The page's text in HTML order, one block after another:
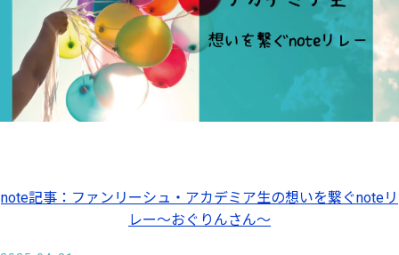
note記事：ファンリーシュ・アカデミア生の想いを繋ぐnoteリ
レー～おぐりんさん～